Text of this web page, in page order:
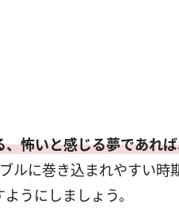
、怖いと感じる夢であれ
ルに巻き込まれやすい時
うにしましょう。